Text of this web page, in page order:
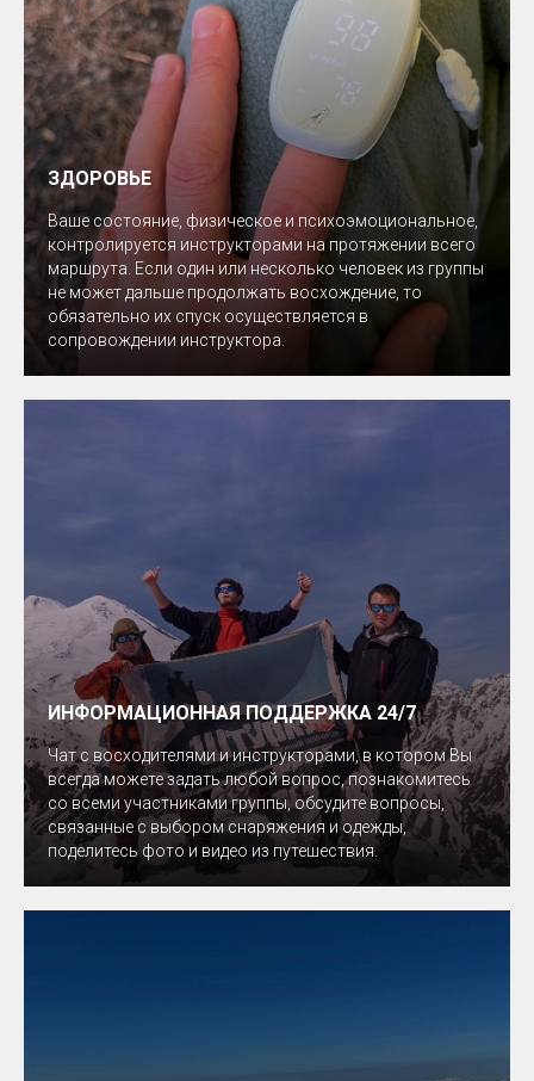
ЗДОРОВЬЕ
Ваше состояние, физическое и психоэмоциональное,
контролируется инструкторами на протяжении всего
маршрута. Если один или несколько человек из группы
не может дальше продолжать восхождение, то
обязательно их спуск осуществляется в
сопровождении инструктора.
ИНФОРМАЦИОННАЯ ПОДДЕРЖКА 24/7
Чат с восходителями и инструкторами, в котором Вы
всегда можете задать любой вопрос, познакомитесь
со всеми участниками группы, обсудите вопросы,
связанные с выбором снаряжения и одежды,
поделитесь фото и видео из путешествия.